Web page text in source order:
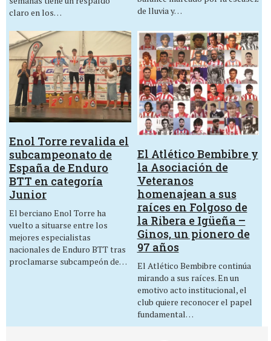
claro en los…
de lluvia y…
Enol Torre revalida el
subcampeonato de
España de Enduro
BTT en categoría
Junior
El berciano Enol Torre ha
vuelto a situarse entre los
mejores especialistas
nacionales de Enduro BTT tras
proclamarse subcampeón de…
El Atlético Bembibre y
la Asociación de
Veteranos
homenajean a sus
raíces en Folgoso de
la Ribera e Igüeña –
Ginos, un pionero de
97 años
El Atlético Bembibre continúa
mirando a sus raíces. En un
emotivo acto institucional, el
club quiere reconocer el papel
fundamental…